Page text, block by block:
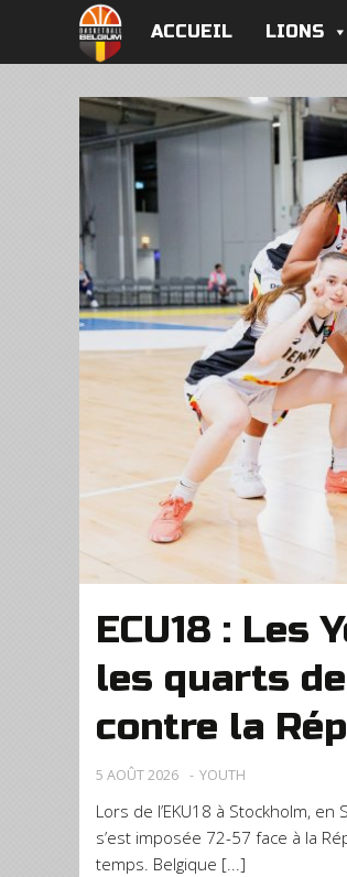
ACCUEIL LIONS
5 AOÛT 2026 YOUTH
ECU18 : Les
les quarts
contre la
Lors de l’EKU18 à Stockholm,
s’est imposée 72-57 face à la
temps. Belgique [...]